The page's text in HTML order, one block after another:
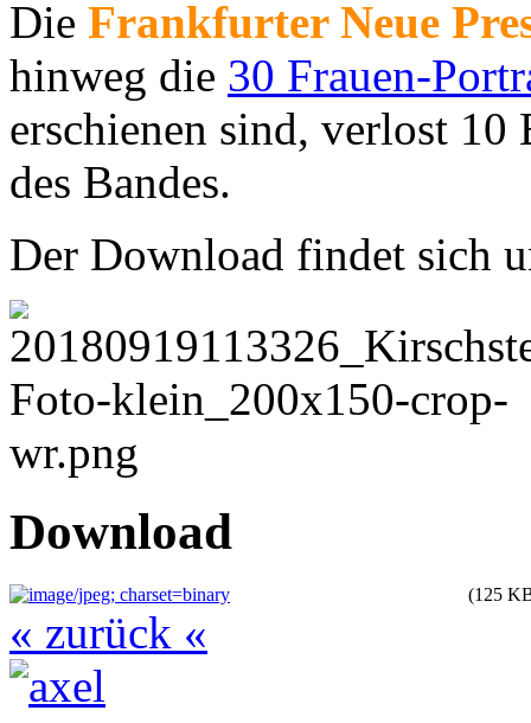
Die Frankfurter Neue
hinweg die 30 Frauen-
erschienen sind, verlost 10
des Bandes.
Der Download findet sich
Download
(125
« zurück «